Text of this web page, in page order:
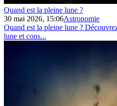
Quand est la pleine lune ?
30 mai 2026, 15:06Astronomie
Quand est la pleine lune ?
lune et cons...